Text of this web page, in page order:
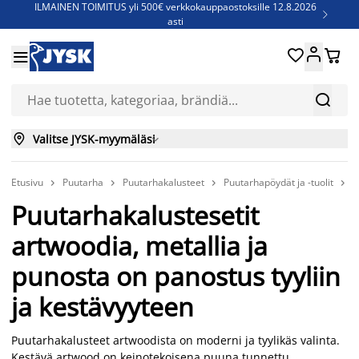
ILMAINEN TOIMITUS yli 500€ verkkokauppaostoksille 12.8.2026
asti

Jenkkisänkyjä - Säästä jopa 60%


 
 Valitse JYSK-myymäläsi
Etusivu  Puutarha  Puutarhakalusteet  Puutarhapöydät ja -tuolit 
Puutarhakalustesetit
artwoodia, metallia ja
punosta on panostus tyyliin
ja kestävyyteen
Puutarhakalusteet artwoodista on moderni ja tyylikäs valinta.